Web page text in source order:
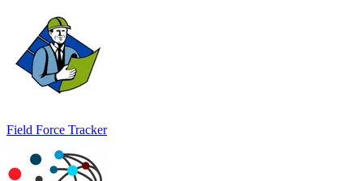
Field Force Tracker